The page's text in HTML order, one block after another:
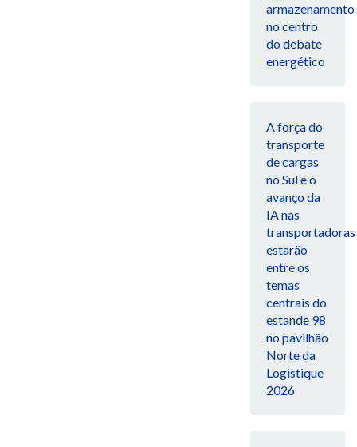
armazenamento
no centro
do debate
energético
A força do
transporte
de cargas
no Sul e o
avanço da
IA nas
transportadoras
estarão
entre os
temas
centrais do
estande 98
no pavilhão
Norte da
Logistique
2026